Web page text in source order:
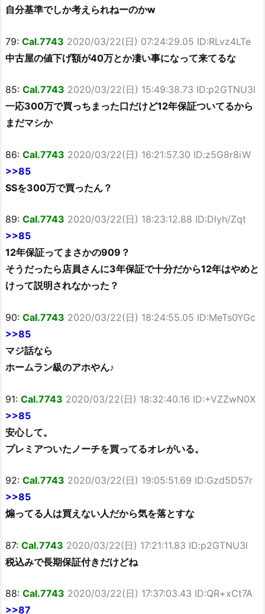
自分基準でしか考えられねーのかw
79: Cal.7743 2020/03/22(日) 07:24:29.05 ID:RLvz4LTe
中古屋の値下げ額が40万とか凄い事になって来てるな
85: Cal.7743 2020/03/22(日) 15:49:38.73 ID:p2GTNU3l
一応300万で買っちまった口だけど12年保証ついてるから
まだマシか
86: Cal.7743 2020/03/22(日) 16:21:57.30 ID:z5G8r8iW
>>85
SSを300万で買ったん？
89: Cal.7743 2020/03/22(日) 18:23:12.88 ID:Dlyh/Zqt
>>85
12年保証ってまさかの909？
そうだったら店員さんに3年保証で十分だから12年はやめと
けって説明されなかった？
90: Cal.7743 2020/03/22(日) 18:24:55.05 ID:MeTs0YGc
>>85
マジ話なら
ホームラン級のアホやん♪
91: Cal.7743 2020/03/22(日) 18:32:40.16 ID:+VZZwN0X
>>85
安心して。
プレミアついたノーチを買ってるオレがいる。
92: Cal.7743 2020/03/22(日) 19:05:51.69 ID:Gzd5D57r
>>85
煽ってる人は買えない人だから気を落とすな
87: Cal.7743 2020/03/22(日) 17:21:11.83 ID:p2GTNU3l
税込みで長期保証付きだけどね
88: Cal.7743 2020/03/22(日) 17:37:03.43 ID:QR+xCt7A
>>87